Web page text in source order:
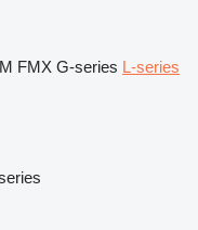
FMX G-series L-series